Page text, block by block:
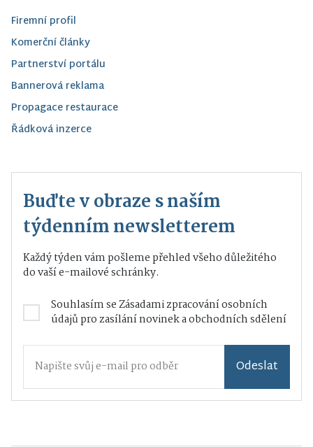
Firemní profil
Komerční články
Partnerství portálu
Bannerová reklama
Propagace restaurace
Řádková inzerce
Buďte v obraze s naším
týdenním newsletterem
Každý týden vám pošleme přehled všeho důležitého
do vaší e-mailové schránky.
Souhlasím seZásadami zpracování osobních
údajůpro zasílání novinek a obchodních sdělení
Odeslat